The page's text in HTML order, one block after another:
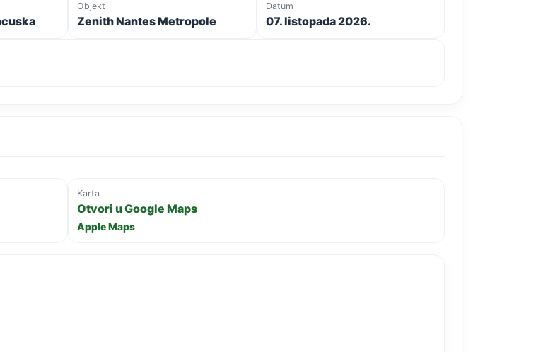
Objekt
Zenith Nantes Metropole
Datum
07. listopada 2026.
Karta
Otvori u Google Maps
Apple Maps